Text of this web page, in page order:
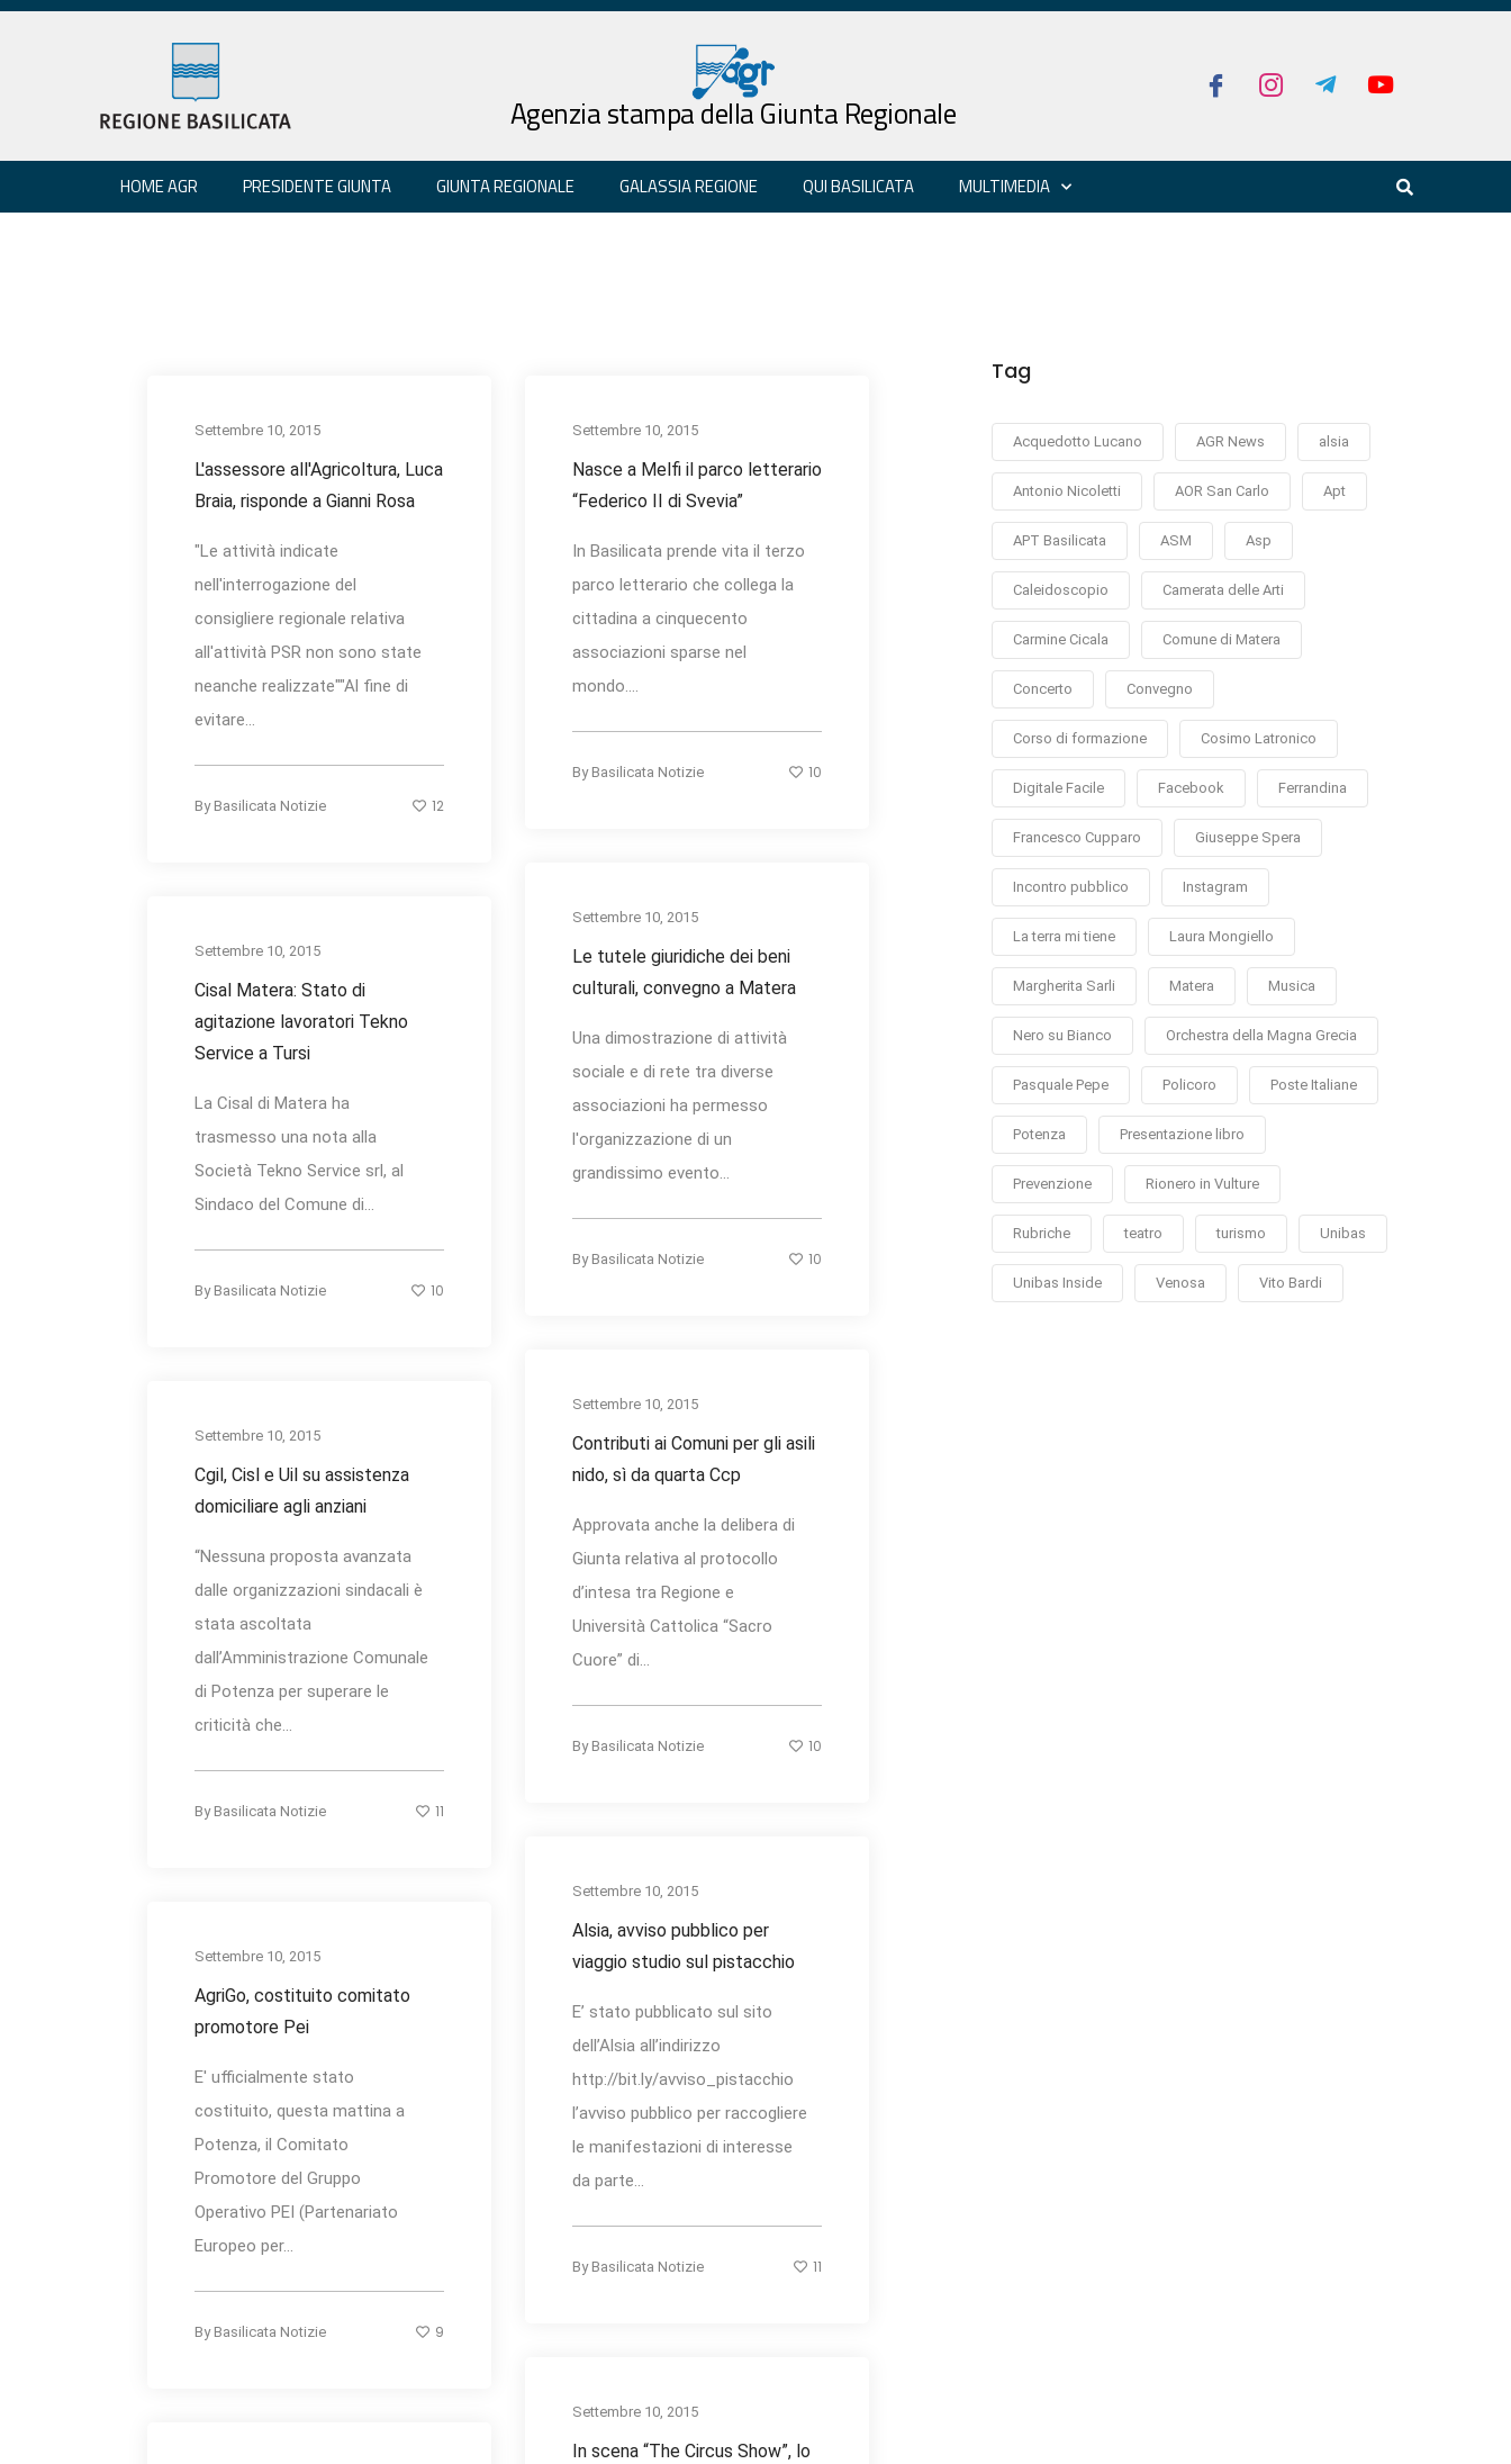
Agenzia stampa della Giunta Regionale
HOME AGR PRESIDENTE GIUNTA GIUNTA REGIONALE GALASSIA REGIONE QUI BASILICATA MULTIMEDIA
Settembre 10, 2015
L'assessore all'Agricoltura, Luca
Braia, risponde a Gianni Rosa
"Le attività indicate
nell'interrogazione del
consigliere regionale relativa
all'attività PSR non sono state
neanche realizzate""Al fine di
evitare...
By Basilicata Notizie 12
Settembre 10, 2015
Nasce a Melfi il parco letterario
“Federico II di Svevia”
In Basilicata prende vita il terzo
parco letterario che collega la
cittadina a cinquecento
associazioni sparse nel
mondo....
By Basilicata Notizie 10
Settembre 10, 2015
Le tutele giuridiche dei beni
culturali, convegno a Matera
Una dimostrazione di attività
sociale e di rete tra diverse
associazioni ha permesso
l'organizzazione di un
grandissimo evento...
By Basilicata Notizie 10
Settembre 10, 2015
Cisal Matera: Stato di
agitazione lavoratori Tekno
Service a Tursi
La Cisal di Matera ha
trasmesso una nota alla
Società Tekno Service srl, al
Sindaco del Comune di...
By Basilicata Notizie 10
Settembre 10, 2015
Contributi ai Comuni per gli asili
nido, sì da quarta Ccp
Approvata anche la delibera di
Giunta relativa al protocollo
d’intesa tra Regione e
Università Cattolica “Sacro
Cuore” di...
By Basilicata Notizie 10
Settembre 10, 2015
Cgil, Cisl e Uil su assistenza
domiciliare agli anziani
“Nessuna proposta avanzata
dalle organizzazioni sindacali è
stata ascoltata
dall’Amministrazione Comunale
di Potenza per superare le
criticità che...
By Basilicata Notizie 11
Settembre 10, 2015
Alsia, avviso pubblico per
viaggio studio sul pistacchio
E’ stato pubblicato sul sito
dell’Alsia all’indirizzo
http://bit.ly/avviso_pistacchio
l’avviso pubblico per raccogliere
le manifestazioni di interesse
da parte...
By Basilicata Notizie 11
Settembre 10, 2015
AgriGo, costituito comitato
promotore Pei
E' ufficialmente stato
costituito, questa mattina a
Potenza, il Comitato
Promotore del Gruppo
Operativo PEI (Partenariato
Europeo per...
By Basilicata Notizie 9
Settembre 10, 2015
In scena “The Circus Show”, lo
Tag
Acquedotto Lucano AGR News alsia
Antonio Nicoletti AOR San Carlo Apt
APT Basilicata ASM Asp
Caleidoscopio Camerata delle Arti
Carmine Cicala Comune di Matera
Concerto Convegno
Corso di formazione Cosimo Latronico
Digitale Facile Facebook Ferrandina
Francesco Cupparo Giuseppe Spera
Incontro pubblico Instagram
La terra mi tiene Laura Mongiello
Margherita Sarli Matera Musica
Nero su Bianco Orchestra della Magna Grecia
Pasquale Pepe Policoro Poste Italiane
Potenza Presentazione libro
Prevenzione Rionero in Vulture
Rubriche teatro turismo Unibas
Unibas Inside Venosa Vito Bardi